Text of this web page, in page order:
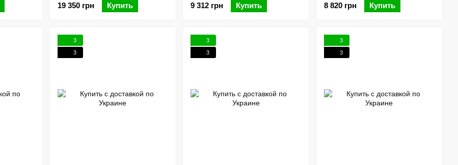
19 350 грн
Купить
9 312 грн
Купить
8 820 грн
Купить
3
3
3
3
3
3